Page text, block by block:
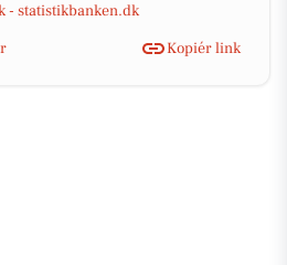
- statistikbanken.dk
Kopiér link